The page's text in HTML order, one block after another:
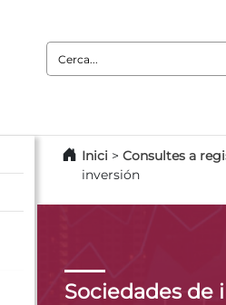
Cerca:
Inici > Consultes a
inversión
Sociedades de